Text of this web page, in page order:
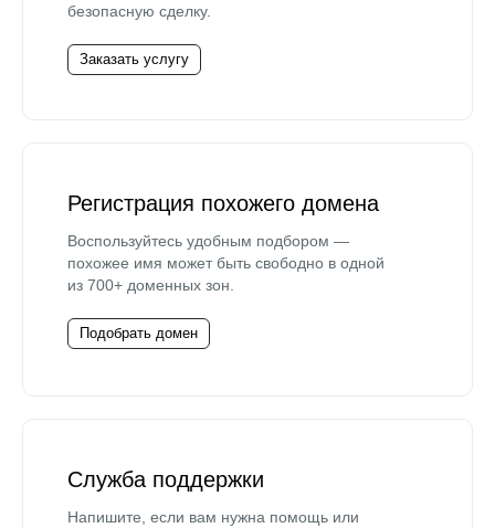
безопасную сделку.
Заказать услугу
Регистрация похожего домена
Воспользуйтесь удобным подбором —
похожее имя может быть свободно в одной
из 700+ доменных зон.
Подобрать домен
Служба поддержки
Напишите, если вам нужна помощь или